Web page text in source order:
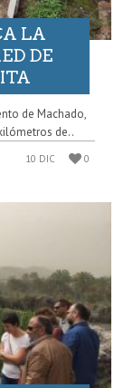
LA
DE
de Machado,
de..
10 DIC 0